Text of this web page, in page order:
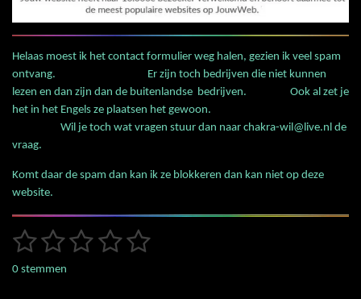
Helaas moest ik het contact formulier weg halen, gezien ik veel spam
ontvang. Er zijn toch bedrijven die niet kunnen
lezen en dan zijn dan de buitenlandse bedrijven. Ook al zet je
het in het Engels ze plaatsen het gewoon.
Wil je toch wat vragen stuur dan naar chakra-wil@live.nl de
vraag.
Komt daar de spam dan kan ik ze blokkeren dan kan niet op deze
website.
R
t
1
s
2
s
3
4
5
0 stemmen